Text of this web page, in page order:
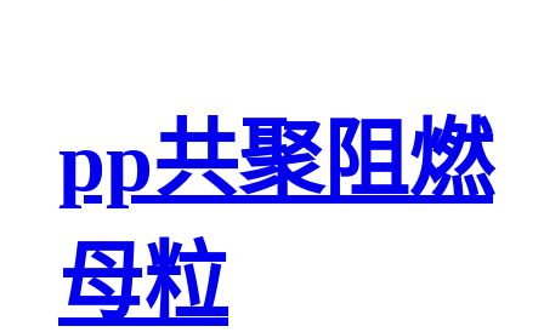
pp共聚阻燃
母粒